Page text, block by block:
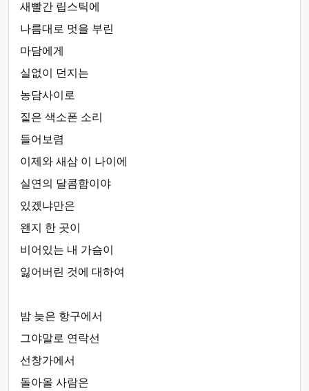
새빨간 립스틱에
나름대로 멋을 부린
마담에게
실없이 던지는
농담사이로
짙은 색소폰 소리
들어보렴
이제와 새삼 이 나이에
실연의 달콤함이야
있겠냐만은
왠지 한 곳이
비어있는 내 가슴이
잃어버린 것에 대하여
밤 늦은 항구에서
그야말로 연락선
선창가에서
돌아올 사람은